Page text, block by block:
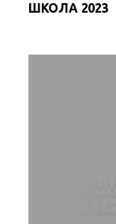
ШКОЛА 2023